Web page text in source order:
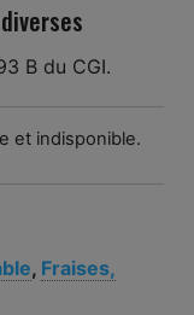
B du CGI.
et indisponible.
, Fraises,